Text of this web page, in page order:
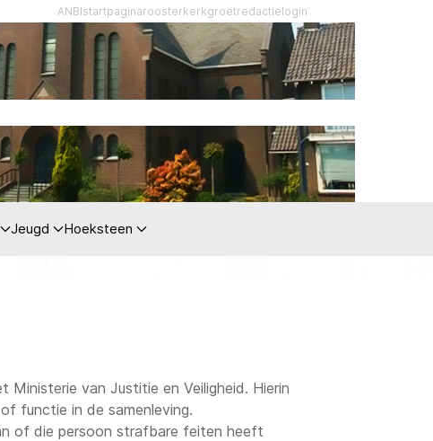
ANBIstartpaginaroosterkerkgroetredactielogin
Jeugd Hoeksteen
Ministerie van Justitie en Veiligheid. Hierin
functie in de samenleving.
of die persoon strafbare feiten heeft